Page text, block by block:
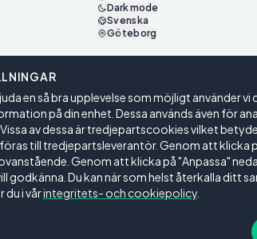
Dark mode
Svenska
Göteborg
en så bra upplevelse som möjligt använder
på din enhet. Dessa används även för
av dessa är tredjepartscookies vilket
till tredjepartsleverantör. Genom att klicka
Genom att klicka på "Anpassa"
godkänna. Du kan när som helst återkalla ditt
i vårintegritets- och cookiepolicy.